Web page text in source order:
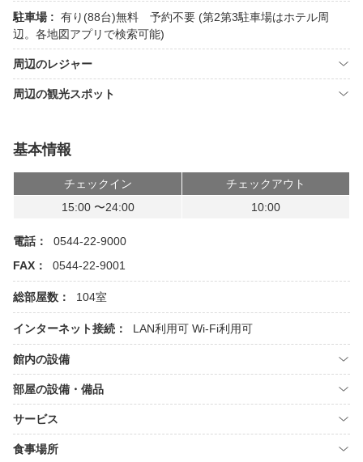
駐車場 : 有り(88台)無料 予約不要 (第2第3駐車場はホテル周
辺。各地図アプリで検索可能)
周辺のレジャー
周辺の観光スポット
基本情報
チェックイン
チェックアウト
15:00 〜24:00
10:00
電話：
0544-22-9000
FAX：
0544-22-9001
総部屋数： 104室
インターネット接続： LAN利用可 Wi-Fi利用可
館内の設備
部屋の設備・備品
サービス
食事場所